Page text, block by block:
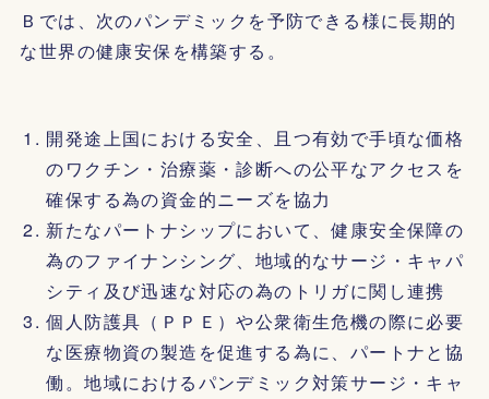
Ｂでは、次のパンデミックを予防できる様に長期的
な世界の健康安保を構築する。
開発途上国における安全、且つ有効で手頃な価格
のワクチン・治療薬・診断への公平なアクセスを
確保する為の資金的ニーズを協力
新たなパートナシップにおいて、健康安全保障の
為のファイナンシング、地域的なサージ・キャパ
シティ及び迅速な対応の為のトリガに関し連携
個人防護具（ＰＰＥ）や公衆衛生危機の際に必要
な医療物資の製造を促進する為に、パートナと協
働。地域におけるパンデミック対策サージ・キャ